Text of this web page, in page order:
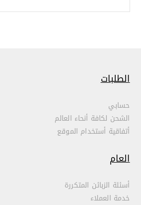
الطلبات
حسابي
الشحن لكافة أنحاء العالم
أتفاقية أستخدام الموقع
العام
أسئلة الزبائن المتكررة
خدمة العملاء